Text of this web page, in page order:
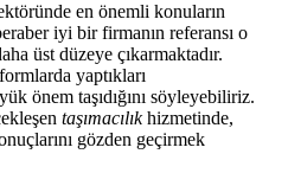
en önemli konuların
iyi bir firmanın referansı o
üst düzeye çıkarmaktadır.
yaptıkları
önem taşıdığını söyleyebiliriz.
taşımacılıkhizmetinde,
gözden geçirmek